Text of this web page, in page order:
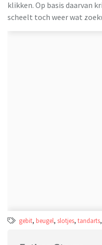
klikken. Op basis daarvan
scheelt toch weer wat
gebit, beugel, slotjes, tandarts,